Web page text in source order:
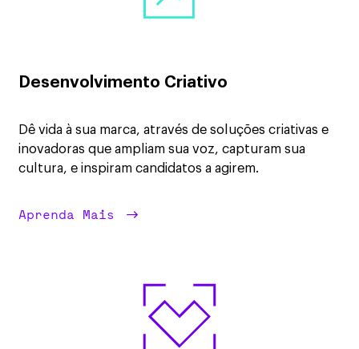
Desenvolvimento Criativo
Dê vida à sua marca, através de soluções criativas e
inovadoras que ampliam sua voz, capturam sua
cultura, e inspiram candidatos a agirem.
Aprenda Mais